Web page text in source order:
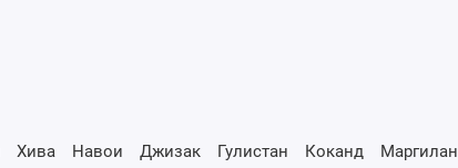
Хива Навои Джизак Гулистан Коканд Маргилан